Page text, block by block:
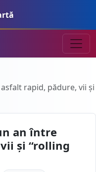
rapid, pădure, vii și
an între
și “rolling